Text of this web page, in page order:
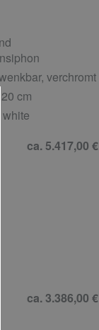
verchromt
cm
ca. 5.417,00 €
ca. 3.386,00 €